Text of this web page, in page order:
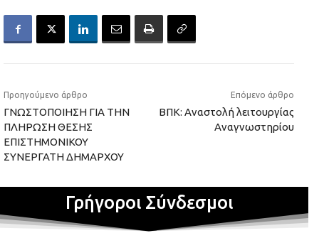
Προηγούμενο άρθρο
ΓΝΩΣΤΟΠΟΙΗΣΗ ΓΙΑ ΤΗΝ
ΠΛΗΡΩΣΗ ΘΕΣΗΣ
ΕΠΙΣΤΗΜΟΝΙΚΟΥ
ΣΥΝΕΡΓΑΤΗ ΔΗΜΑΡΧΟΥ
Επόμενο άρθρο
ΒΠΚ: Αναστολή λειτουργίας
Αναγνωστηρίου
Γρήγοροι Σύνδεσμοι